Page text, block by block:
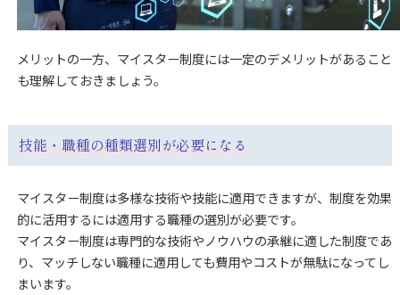
メリットの一方、マイスター制度には一定のデメリットがあること
も理解しておきましょう。
技能・職種の種類選別が必要になる
マイスター制度は多様な技術や技能に適用できますが、制度を効果
的に活用するには適用する職種の選別が必要です。
マイスター制度は専門的な技術やノウハウの承継に適した制度であ
り、マッチしない職種に適用しても費用やコストが無駄になってし
まいます。